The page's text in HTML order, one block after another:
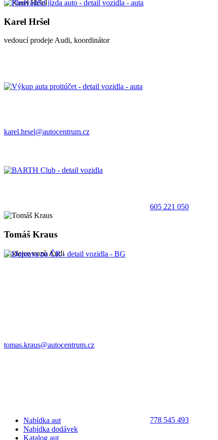
Karel Hršel
vedoucí prodeje Audi, koordinátor
karel.hrsel@autocentrum.cz
605 221 050
Tomáš Kraus
prodejce vozů Audi
tomas.kraus@autocentrum.cz
778 545 493
Nabídka aut
Nabídka dodávek
Katalog aut